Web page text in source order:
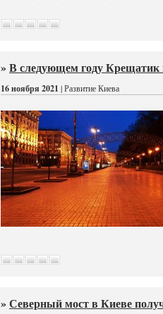
»В следующем году Крещатик
16 ноября 2021 | Развитие Киева
»Северный мост в Киеве